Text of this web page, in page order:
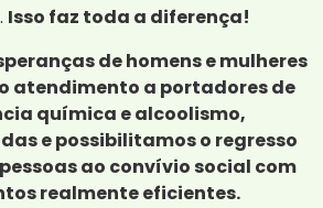
Isso faz toda a diferença!
de homens e mulheres
atendimento a portadores de
química e alcoolismo,
e possibilitamos o regresso
ao convívio social com
realmente eficientes.